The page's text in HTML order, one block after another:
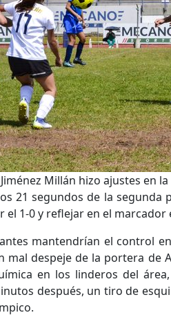
Millán hizo ajustes en
21 segundos de la
el 1-0 y reflejar en el
mantendrían el control
mal despeje de la portera de
en los linderos del
después, un tiro de